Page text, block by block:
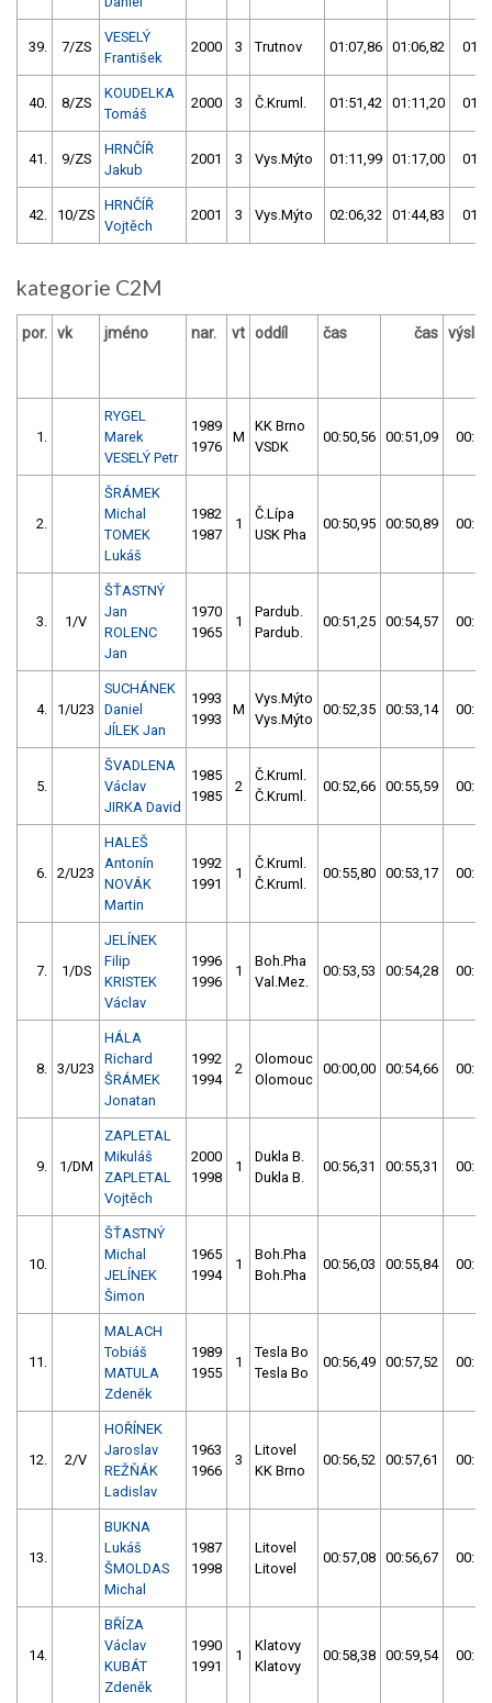
39. 7/ZS
VESELÝ
František
2000 3 Trutnov 01:07,86 01:06,82
40. 8/ZS
KOUDELKA
Tomáš
2000 3 Č.Kruml. 01:51,42 01:11,20
41. 9/ZS
HRNČÍŘ
Jakub
2001 3 Vys.Mýto 01:11,99 01:17,00
42. 10/ZS
HRNČÍŘ
Vojtěch
2001 3 Vys.Mýto 02:06,32 01:44,83
kategorie C2M
por. vk jméno nar. vt oddíl čas čas
1.
RYGEL
Marek
VESELÝ Petr
1989
1976
M
KK Brno
VSDK
00:50,56 00:51,09
2.
ŠRÁMEK
Michal
TOMEK
Lukáš
1982
1987
1
Č.Lípa
USK Pha
00:50,95 00:50,89
3. 1/V
ŠŤASTNÝ
Jan
ROLENC
Jan
1970
1965
1
Pardub.
Pardub.
00:51,25 00:54,57
4. 1/U23
SUCHÁNEK
Daniel
JÍLEK Jan
1993
1993
M
Vys.Mýto
Vys.Mýto
00:52,35 00:53,14
5.
ŠVADLENA
Václav
JIRKA David
1985
1985
2
Č.Kruml.
Č.Kruml.
00:52,66 00:55,59
6. 2/U23
HALEŠ
Antonín
NOVÁK
Martin
1992
1991
1
Č.Kruml.
Č.Kruml.
00:55,80 00:53,17
7. 1/DS
JELÍNEK
Filip
KRISTEK
Václav
1996
1996
1
Boh.Pha
Val.Mez.
00:53,53 00:54,28
8. 3/U23
HÁLA
Richard
ŠRÁMEK
Jonatan
1992
1994
2
Olomouc
Olomouc
00:00,00 00:54,66
9. 1/DM
ZAPLETAL
Mikuláš
ZAPLETAL
Vojtěch
2000
1998
1
Dukla B.
Dukla B.
00:56,31 00:55,31
10.
ŠŤASTNÝ
Michal
JELÍNEK
Šimon
1965
1994
1
Boh.Pha
Boh.Pha
00:56,03 00:55,84
11.
MALACH
Tobiáš
MATULA
Zdeněk
1989
1955
1
Tesla Bo
Tesla Bo
00:56,49 00:57,52
12. 2/V
HOŘÍNEK
Jaroslav
REŽŇÁK
Ladislav
1963
1966
3
Litovel
KK Brno
00:56,52 00:57,61
13.
BUKNA
Lukáš
ŠMOLDAS
Michal
1987
1998
Litovel
Litovel
00:57,08 00:56,67
14.
BŘÍZA
Václav
KUBÁT
Zdeněk
1990
1991
1
Klatovy
Klatovy
00:58,38 00:59,54